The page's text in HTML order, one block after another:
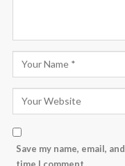
Save my name, email,